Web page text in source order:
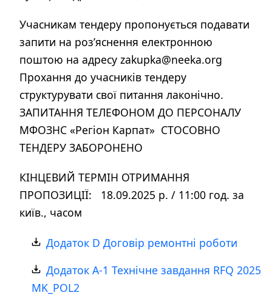
Учасникам тендеру пропонується подавати
запити на роз’яснення електронною
поштою на адресу zakupka@neeka.org
Прохання до учасників тендеру
структурувати свої питання лаконічно.
ЗАПИТАННЯ ТЕЛЕФОНОМ ДО ПЕРСОНАЛУ
МФОЗНС «Регіон Карпат» СТОСОВНО
ТЕНДЕРУ ЗАБОРОНЕНО
КІНЦЕВИЙ ТЕРМІН ОТРИМАННЯ
ПРОПОЗИЦІЇ: 18.09.2025 р. / 11:00 год. за
київ., часом
Додаток D Договір ремонтні роботи
Додаток А-1 Технічне завдання RFQ 2025
MK_POL2